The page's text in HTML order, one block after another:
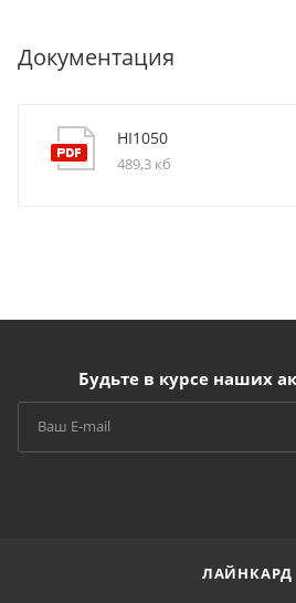
Документация
HI1050
489,3 кб
Будьте в курсе наших
ЛАЙНКАРД